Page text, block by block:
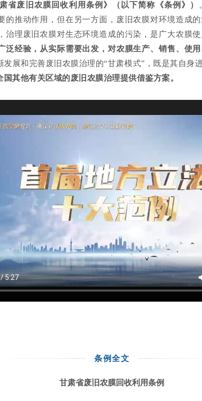
省废旧农膜回收利用条例》（以下简称《条例》）
的推动作用，但在另一方面，废旧农膜对环境造成
治理废旧农膜对生态环境造成的污染，是广大农膜使
泛经验，从实际需要出发，对农膜生产、销售、使
发展和完善废旧农膜治理的“甘肃模式”，既是其自身
国其他有关区域的废旧农膜治理提供借鉴方案。
条例全文
甘肃省废旧农膜回收利用条例